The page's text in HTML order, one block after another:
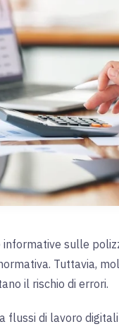
sulle
Tuttavia,
il rischio di errori.
flussi di lavoro